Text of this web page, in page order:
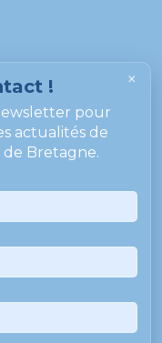
×
!
pour
actualités de
de Bretagne.